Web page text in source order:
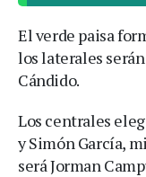
El verde paisa
los laterales
Cándido.
Los centrales
y Simón García,
será Jorman